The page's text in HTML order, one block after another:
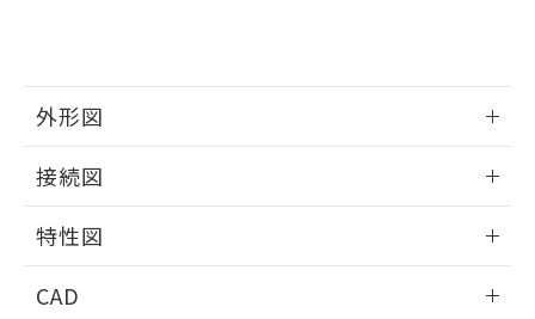
外形図
接続図
端子配置/内部接続
特性図
CAD
をご了承ください。
の共同利用に関して"
の「1.共同利
EU RoHS指令（10物質）の非含有証明書
51物質の非含有証明書（当社基準）
るもので、過去に遡って非含有を証明する
ものではありません。
また、RoHS指令のフタル酸エステル類４